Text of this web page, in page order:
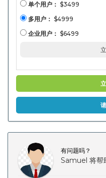
单个用户： $3499
多用户： $4999
企业用户： $6499
有问题吗？
Samuel 将帮